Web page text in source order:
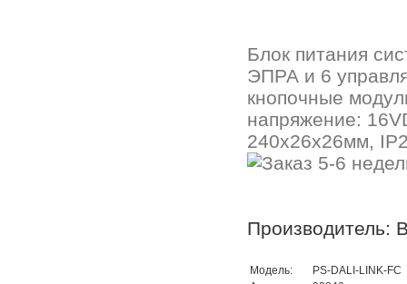
Блок питания
ЭПРА и 6
кнопочные
напряжение:
240x26x26мм,
Производитель:
Модель:
PS-DALI-LINK-FC